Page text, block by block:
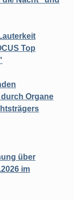
Top
Organe
über
im